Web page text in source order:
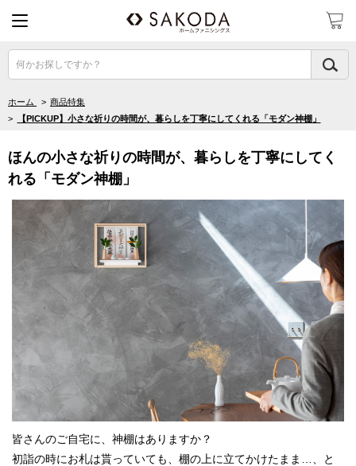
何かお探しですか？
ホーム > 商品特集
>
【PICKUP】小さな祈りの時間が、暮らしを丁寧にしてくれる「モダン神棚」
ほんの小さな祈りの時間が、暮らしを丁寧にしてく
れる「モダン神棚」
皆さんのご自宅に、神棚はありますか？
初詣の時にお札は貰っていても、棚の上に立てかけたまま…、と